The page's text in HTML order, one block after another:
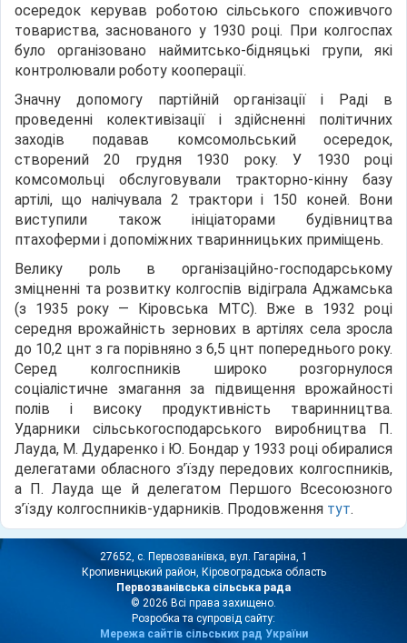
осередок керував роботою сільського споживчого
товариства, заснованого у 1930 році. При колгоспах
було організовано наймитсько-бідняцькі групи, які
контролювали роботу кооперації.
Значну допомогу партійній організації і Раді в
проведенні колективізації і здійсненні політичних
заходів подавав комсомольський осередок,
створений 20 грудня 1930 року. У 1930 році
комсомольці обслуговували тракторно-кінну базу
артілі, що налічувала 2 трактори і 150 коней. Вони
виступили також ініціаторами будівництва
птахоферми і допоміжних тваринницьких приміщень.
Велику роль в організаційно-господарському
зміцненні та розвитку колгоспів відіграла Аджамська
(з 1935 року — Кіровська МТС). Вже в 1932 році
середня врожайність зернових в артілях села зросла
до 10,2 цнт з га порівняно з 6,5 цнт попереднього року.
Серед колгоспників широко розгорнулося
соціалістичне змагання за підвищення врожайності
полів і високу продуктивність тваринництва.
Ударники сільськогосподарського виробництва П.
Лауда, М. Дударенко і Ю. Бондар у 1933 році обиралися
делегатами обласного з’їзду передових колгоспників,
а П. Лауда ще й делегатом Першого Всесоюзного
з’їзду колгоспників-ударників. Продовження тут.
27652, с. Первозванівка, вул. Гагаріна, 1
Кропивницький район, Кіровоградська область
Первозванівська сільська рада
© 2026 Всі права захищено.
Розробка та супровід сайту:
Мережа сайтів сільських рад України